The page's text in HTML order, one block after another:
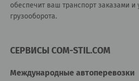
обеспечит ваш транспорт заказами и
грузооборота.
СЕРВИСЫ COM-STIL.COM
Международные автоперевозки